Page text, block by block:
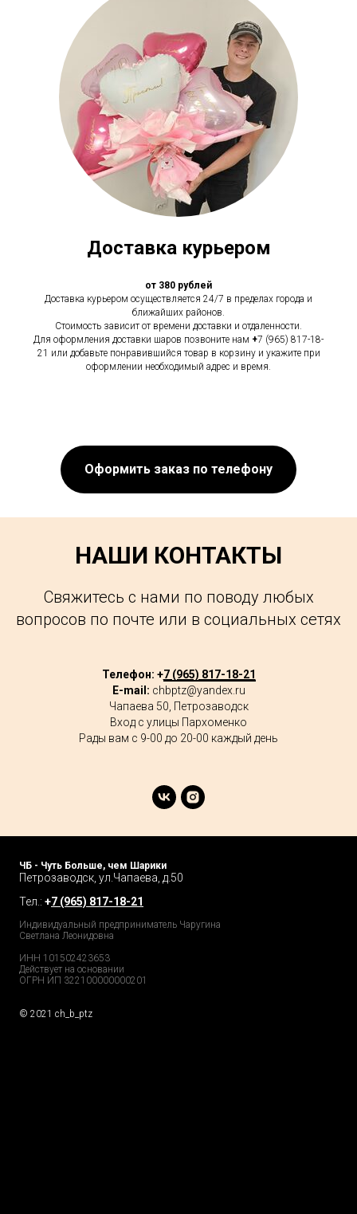
Доставка курьером
от 380 рублей
Доставка курьером осуществляется 24/7 в пределах города и
ближайших районов.
Стоимость зависит от времени доставки и отдаленности.
Для оформления доставки шаров позвоните нам +7 (965) 817-18-
21 или добавьте понравившийся товар в корзину и укажите при
оформлении необходимый адрес и время.
Оформить заказ по телефону
НАШИ КОНТАКТЫ
Свяжитесь с нами по поводу любых
вопросов по почте или в социальных сетях
Телефон: +7 (965) 817-18-21
E-mail: chbptz@yandex.ru
Чапаева 50, Петрозаводск
Вход с улицы Пархоменко
Рады вам с 9-00 до 20-00 каждый день
ЧБ - Чуть Больше, чем Шарики
Петрозаводск, ул.Чапаева, д.50
Тел.: +7 (965) 817-18-21
Индивидуальный предприниматель Чаругина
Светлана Леонидовна
ИНН 101502423653
Действует на основании
ОГРН ИП 322100000000201
© 2021 ch_b_ptz